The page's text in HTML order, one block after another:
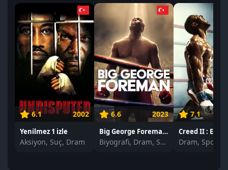
6.1 2002
Yenilmez 1 izle
Aksiyon, Suç, Dram
6.6 2023
Big George Foreman izle
Biyografi, Dram, Spor
7.1
Dram, Spor